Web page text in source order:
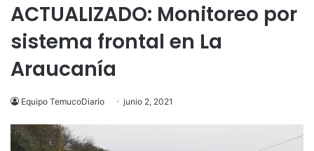
ACTUALIZADO: Monitoreo por
sistema frontal en La
Araucanía
Equipo TemucoDiario junio 2, 2021